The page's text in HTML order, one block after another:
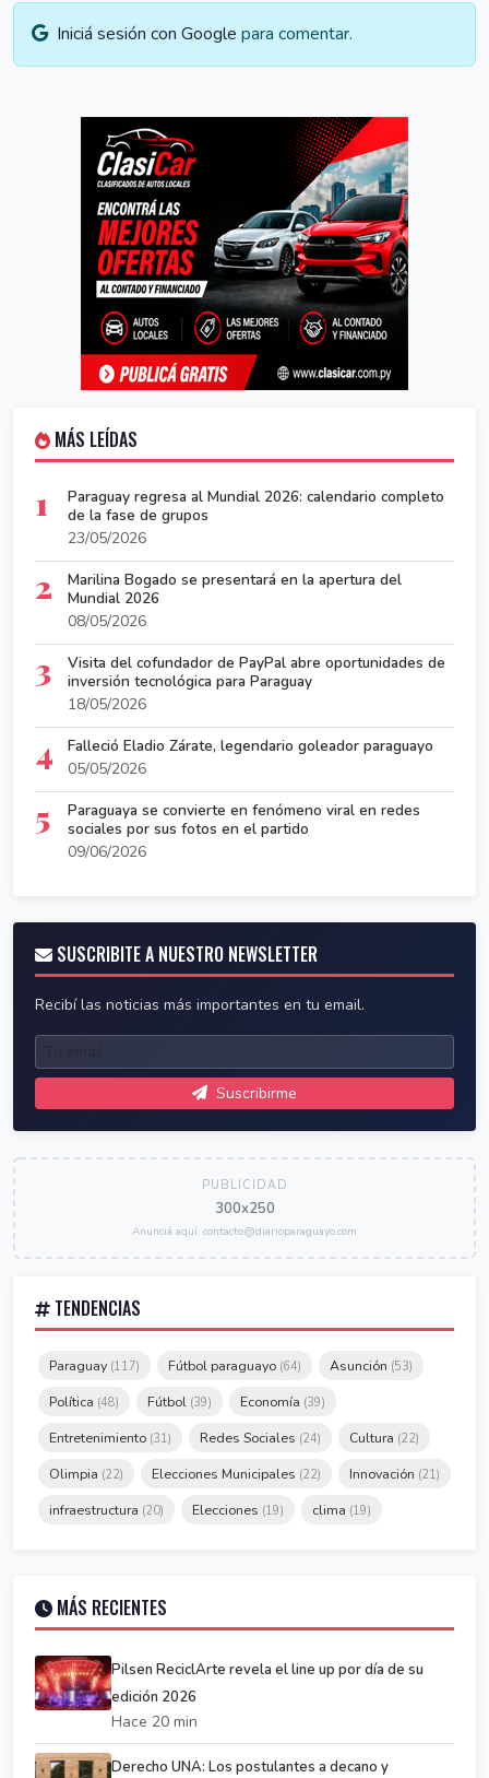
Iniciá sesión con Google para comentar.
MÁS LEÍDAS
1
Paraguay regresa al Mundial 2026: calendario completo
de la fase de grupos
23/05/2026
2
Marilina Bogado se presentará en la apertura del
Mundial 2026
08/05/2026
3
Visita del cofundador de PayPal abre oportunidades de
inversión tecnológica para Paraguay
18/05/2026
4
Falleció Eladio Zárate, legendario goleador paraguayo
05/05/2026
5
Paraguaya se convierte en fenómeno viral en redes
sociales por sus fotos en el partido
09/06/2026
SUSCRIBITE A NUESTRO NEWSLETTER
Recibí las noticias más importantes en tu email.
Suscribirme
PUBLICIDAD
300x250
Anunciá aquí: contacto@diarioparaguayo.com
TENDENCIAS
Paraguay (117) Fútbol paraguayo (64) Asunción (53)
Política (48) Fútbol (39) Economía (39)
Entretenimiento (31) Redes Sociales (24) Cultura (22)
Olimpia (22) Elecciones Municipales (22) Innovación (21)
infraestructura (20) Elecciones (19) clima (19)
MÁS RECIENTES
Pilsen ReciclArte revela el line up por día de su
edición 2026
Hace 20 min
Derecho UNA: Los postulantes a decano y